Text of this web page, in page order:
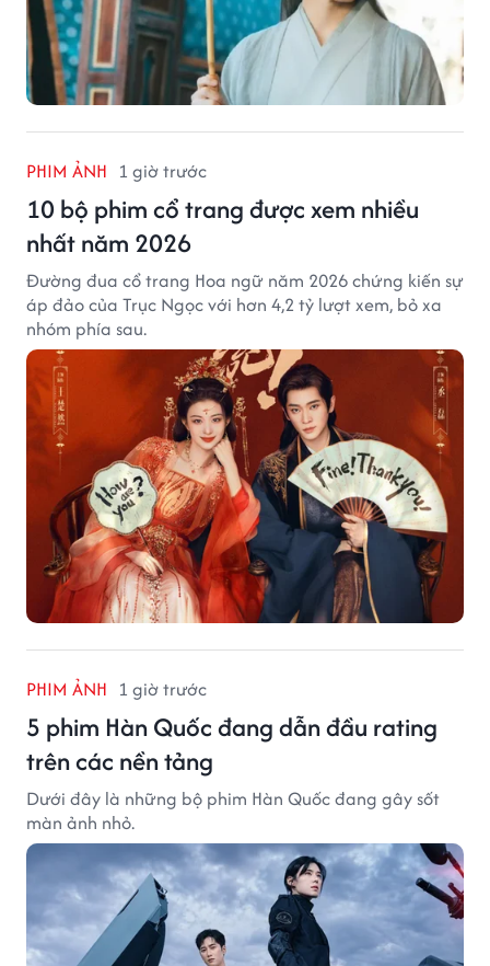
PHIM ẢNH 1 giờ trước
10 bộ phim cổ trang được xem nhiều
nhất năm 2026
Đường đua cổ trang Hoa ngữ năm 2026 chứng kiến sự
áp đảo của Trục Ngọc với hơn 4,2 tỷ lượt xem, bỏ xa
nhóm phía sau.
PHIM ẢNH 1 giờ trước
5 phim Hàn Quốc đang dẫn đầu rating
trên các nền tảng
Dưới đây là những bộ phim Hàn Quốc đang gây sốt
màn ảnh nhỏ.